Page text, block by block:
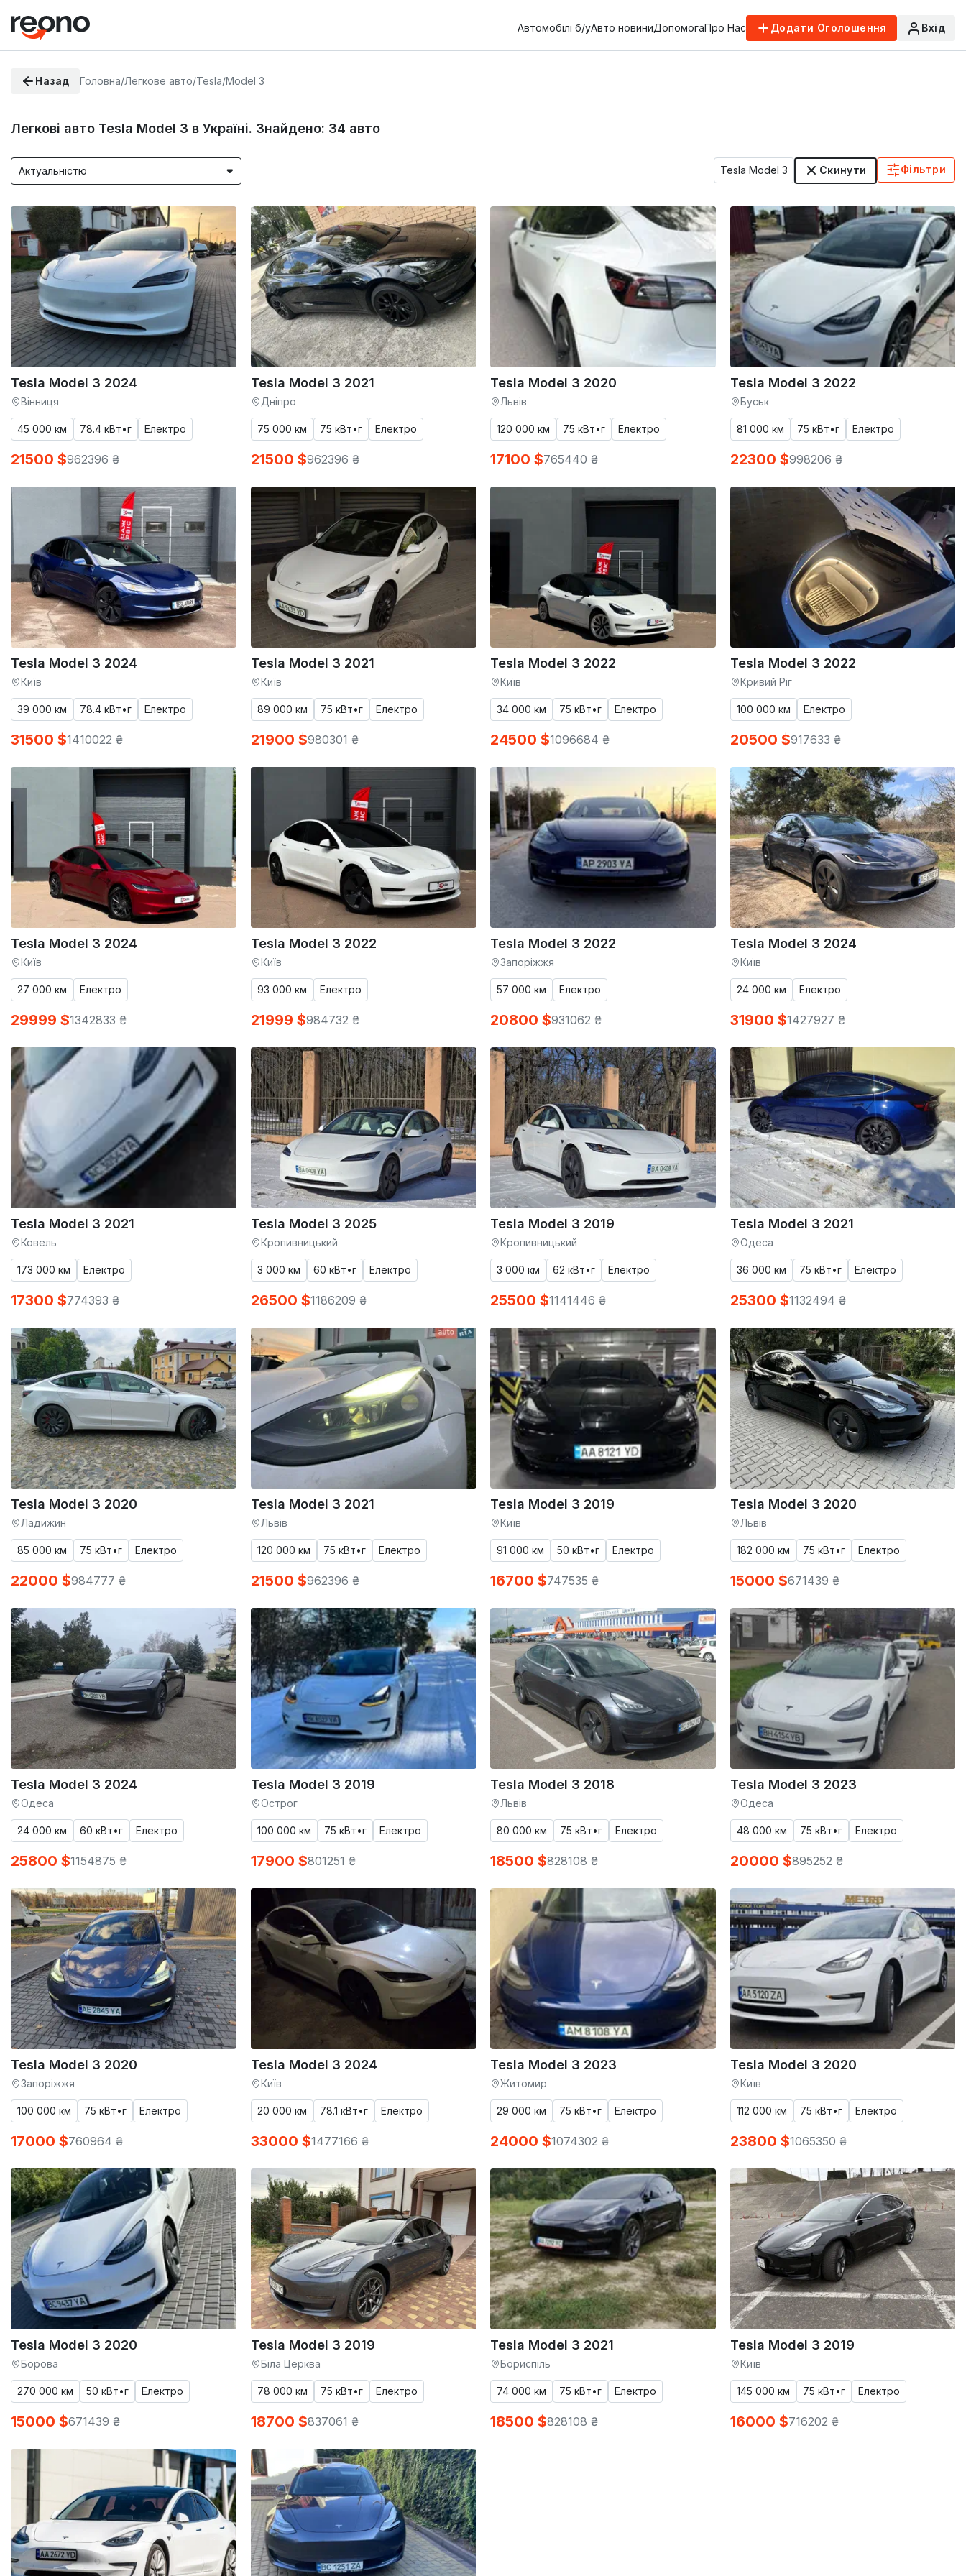
Автомобілі б/уАвто новиниДопомогаПро Нас Додати Оголошення Вхід
Назад Головна/Легкове авто/Tesla/Model 3
Легкові авто Tesla Model 3 в Україні. Знайдено: 34 авто
Актуальністю Tesla Model 3 Скинути Фільтри
Tesla Model 3 2024
Вінниця
45 000 км 78.4 кВт•г Електро
21500 $962396 ₴
Tesla Model 3 2021
Дніпро
75 000 км 75 кВт•г Електро
21500 $962396 ₴
Tesla Model 3 2020
Львів
120 000 км 75 кВт•г Електро
17100 $765440 ₴
Tesla Model 3 2022
Буськ
81 000 км 75 кВт•г Електро
22300 $998206 ₴
Tesla Model 3 2024
Київ
39 000 км 78.4 кВт•г Електро
31500 $1410022 ₴
Tesla Model 3 2021
Київ
89 000 км 75 кВт•г Електро
21900 $980301 ₴
Tesla Model 3 2022
Київ
34 000 км 75 кВт•г Електро
24500 $1096684 ₴
Tesla Model 3 2022
Кривий Ріг
100 000 км Електро
20500 $917633 ₴
Tesla Model 3 2024
Київ
27 000 км Електро
29999 $1342833 ₴
Tesla Model 3 2022
Київ
93 000 км Електро
21999 $984732 ₴
Tesla Model 3 2022
Запоріжжя
57 000 км Електро
20800 $931062 ₴
Tesla Model 3 2024
Київ
24 000 км Електро
31900 $1427927 ₴
Tesla Model 3 2021
Ковель
173 000 км Електро
17300 $774393 ₴
Tesla Model 3 2025
Кропивницький
3 000 км 60 кВт•г Електро
26500 $1186209 ₴
Tesla Model 3 2019
Кропивницький
3 000 км 62 кВт•г Електро
25500 $1141446 ₴
Tesla Model 3 2021
Одеса
36 000 км 75 кВт•г Електро
25300 $1132494 ₴
Tesla Model 3 2020
Ладижин
85 000 км 75 кВт•г Електро
22000 $984777 ₴
Tesla Model 3 2021
Львів
120 000 км 75 кВт•г Електро
21500 $962396 ₴
Tesla Model 3 2019
Київ
91 000 км 50 кВт•г Електро
16700 $747535 ₴
Tesla Model 3 2020
Львів
182 000 км 75 кВт•г Електро
15000 $671439 ₴
Tesla Model 3 2024
Одеса
24 000 км 60 кВт•г Електро
25800 $1154875 ₴
Tesla Model 3 2019
Острог
100 000 км 75 кВт•г Електро
17900 $801251 ₴
Tesla Model 3 2018
Львів
80 000 км 75 кВт•г Електро
18500 $828108 ₴
Tesla Model 3 2023
Одеса
48 000 км 75 кВт•г Електро
20000 $895252 ₴
Tesla Model 3 2020
Запоріжжя
100 000 км 75 кВт•г Електро
17000 $760964 ₴
Tesla Model 3 2024
Київ
20 000 км 78.1 кВт•г Електро
33000 $1477166 ₴
Tesla Model 3 2023
Житомир
29 000 км 75 кВт•г Електро
24000 $1074302 ₴
Tesla Model 3 2020
Київ
112 000 км 75 кВт•г Електро
23800 $1065350 ₴
Tesla Model 3 2020
Борова
270 000 км 50 кВт•г Електро
15000 $671439 ₴
Tesla Model 3 2019
Біла Церква
78 000 км 75 кВт•г Електро
18700 $837061 ₴
Tesla Model 3 2021
Бориспіль
74 000 км 75 кВт•г Електро
18500 $828108 ₴
Tesla Model 3 2019
Київ
145 000 км 75 кВт•г Електро
16000 $716202 ₴